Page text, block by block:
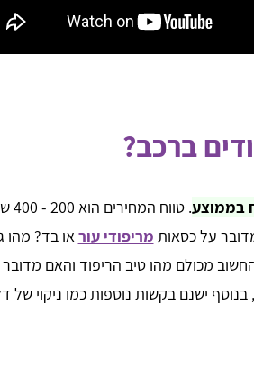
ברכב?
. טווח
על כסאות מריפודי עוראו בד? מהו
מכולם מהו טיב הריפוד והאם
ישנם בקשות נוספות כמו ניקוי של